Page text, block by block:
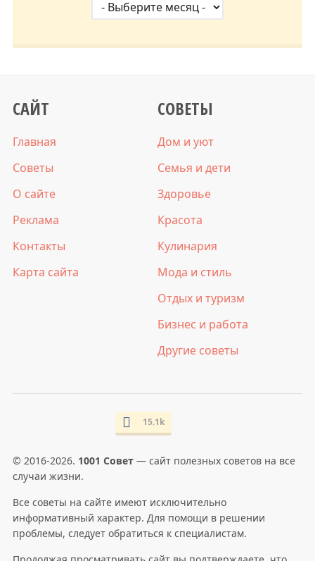
САЙТ
Главная
Советы
О сайте
Реклама
Контакты
Карта сайта
СОВЕТЫ
Дом и уют
Семья и дети
Здоровье
Красота
Кулинария
Мода и стиль
Отдых и туризм
Бизнес и работа
Другие советы
15.1k
© 2016-2026. 1001 Совет— сайт полезных советов на все
случаи жизни.
Все советы на сайте имеют исключительно
информативный характер. Для помощи в решении
проблемы, следует обратиться к специалистам.